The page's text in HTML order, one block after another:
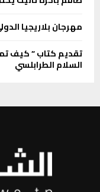
مهرجان بلاريجيا
تقديم كتاب ” كيف
السلام الطرابلسي